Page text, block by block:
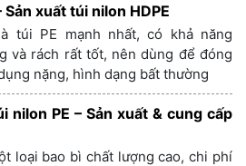
Sản xuất túi nilon HDPE
túi PE mạnh nhất, có khả năng
và rách rất tốt, nên dùng để đóng
nặng, hình dạng bất thường
nilon PE – Sản xuất & cung cấp
loại bao bì chất lượng cao, chi phí